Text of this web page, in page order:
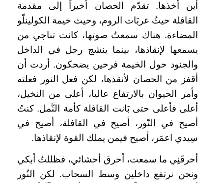
أين أخذها. تقدّم الحصان أخيراً إلى مقدمة
القافلة حيثُ عربَات الروم، وحيث خيمة الكولينلّو
المضاءة. هناك سمعتُ صوتها، كانت تناجي من
يسمعها لإنقاذها، بينما ينشج رجل في الداخل
والجنود حول الخيمة فرحين يضحكون. أردت أن
أقفز من الحصان لأنقذها، لكن فعل النور فعلته
وأمر الحيوان بالارتفاع عاليا، أعلى من النخيل،
أعلى فأعلى حتى بَانت القافلة كأمة النَّمل. كنتُ
أصيح في النّور، أصيح في القافلة، أصيح في
سِيدي اعمَر، أصيح فيمن يملك القوة لإنقاذها.
أحرقَنِي ما سمعت، أحرق أحشائي، فظللتُ أبكي
ونحن نرتفع داخلين وسط السحاب. لكن النُور